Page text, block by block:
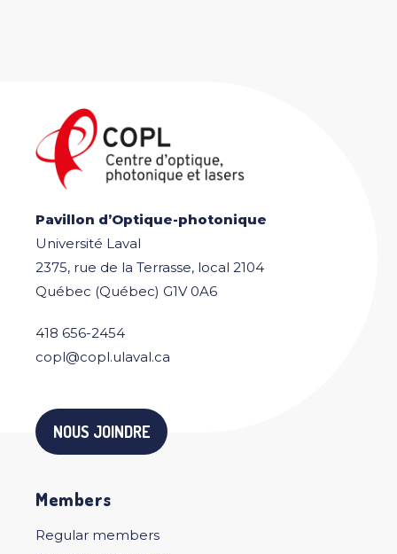
Pavillon d’Optique-photonique
Université Laval
2375, rue de la Terrasse, local 2104
Québec (Québec) G1V 0A6
418 656-2454
copl@copl.ulaval.ca
NOUS JOINDRE
Members
Regular members